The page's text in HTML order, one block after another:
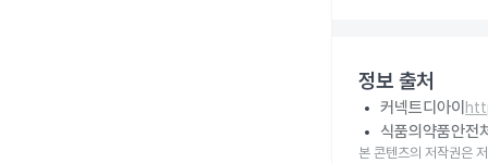
정보 출처
커넥트디아이
식품의약품안전
본 콘텐츠의 저작권은